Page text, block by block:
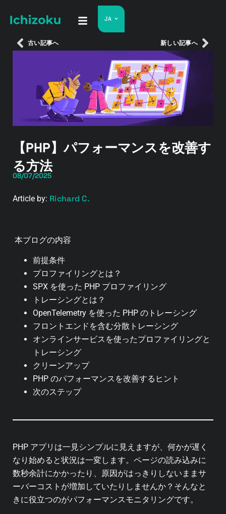
JA
古い記事へ 新しい記事へ
【PHP】パフォーマンスを改善す
る方法
08/07/2025
Article by: Richard C.
本ブログの内容
前提条件
プロファイリングとは？
SPX を使った PHP プロファイリング
トレーシングとは？
OpenTelemetry を使った PHP のトレーシング
フロントエンドを含む分散トレーシング
オンラインサービスを使ったプロファイリングと
トレーシング
クリーンアップ
PHP のパフォーマンスを改善するヒント
次のステップ
PHP アプリは一見シンプルに見えますが、何かが遅く
なり始めると状況は一変します。ページの読み込みに
数秒余計にかかったり、原因がはっきりしないままサ
ーバーコストが増加していたりしませんか？そんなと
きに役立つのがパフォーマンスモニタリングです。